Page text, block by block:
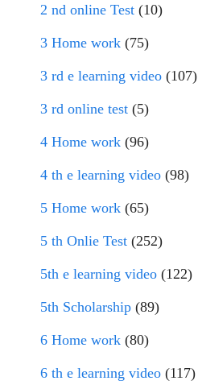
2 nd online Test (10)
3 Home work (75)
3 rd e learning video (107)
3 rd online test (5)
4 Home work (96)
4 th e learning video (98)
5 Home work (65)
5 th Onlie Test (252)
5th e learning video (122)
5th Scholarship (89)
6 Home work (80)
6 th e learning video (117)